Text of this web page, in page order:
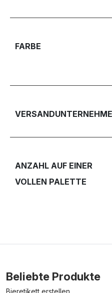
FARBE
ANZAHL AUF EINER
VOLLEN PALETTE
Beliebte Produkte
Bieretikett erstellen